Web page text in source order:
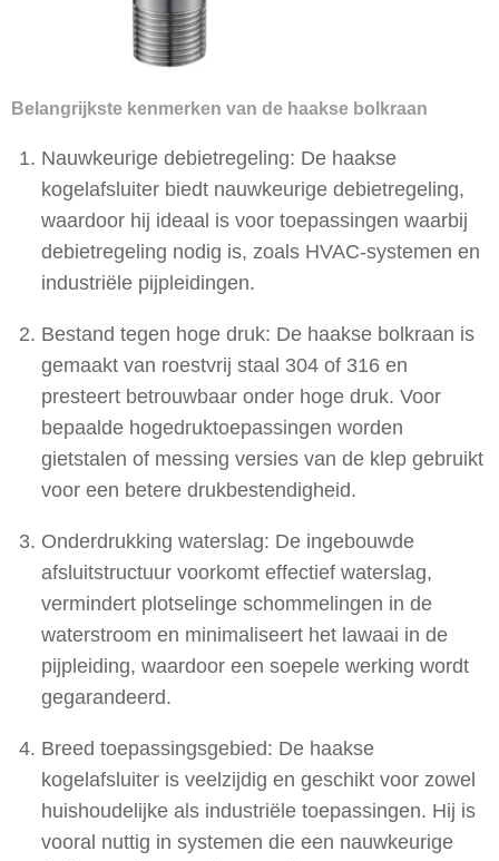
Belangrijkste kenmerken van de haakse bolkraan
Nauwkeurige debietregeling: De haakse
kogelafsluiter biedt nauwkeurige debietregeling,
waardoor hij ideaal is voor toepassingen waarbij
debietregeling nodig is, zoals HVAC-systemen en
industriële pijpleidingen.
Bestand tegen hoge druk: De haakse bolkraan is
gemaakt van roestvrij staal 304 of 316 en
presteert betrouwbaar onder hoge druk. Voor
bepaalde hogedruktoepassingen worden
gietstalen of messing versies van de klep gebruikt
voor een betere drukbestendigheid.
Onderdrukking waterslag: De ingebouwde
afsluitstructuur voorkomt effectief waterslag,
vermindert plotselinge schommelingen in de
waterstroom en minimaliseert het lawaai in de
pijpleiding, waardoor een soepele werking wordt
gegarandeerd.
Breed toepassingsgebied: De haakse
kogelafsluiter is veelzijdig en geschikt voor zowel
huishoudelijke als industriële toepassingen. Hij is
vooral nuttig in systemen die een nauwkeurige